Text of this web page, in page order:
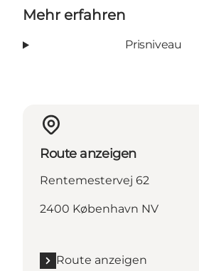
Mehr erfahren
Prisniveau
Route anzeigen
Rentemestervej 62
2400 København NV
Route anzeigen